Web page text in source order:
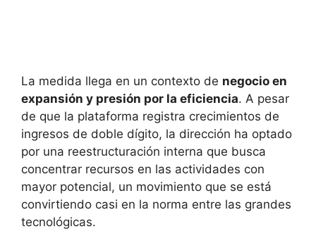
La medida llega en un contexto de negocio en
expansión y presión por la eficiencia. A pesar
de que la plataforma registra crecimientos de
ingresos de doble dígito, la dirección ha optado
por una reestructuración interna que busca
concentrar recursos en las actividades con
mayor potencial, un movimiento que se está
convirtiendo casi en la norma entre las grandes
tecnológicas.